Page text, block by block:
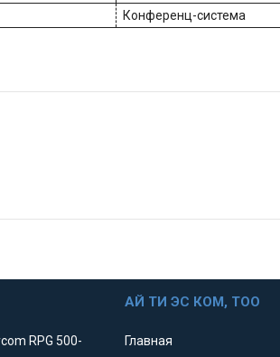
Конференц-система
RPG 500-
АЙ ТИ ЭС КОМ, ТОО
Главная